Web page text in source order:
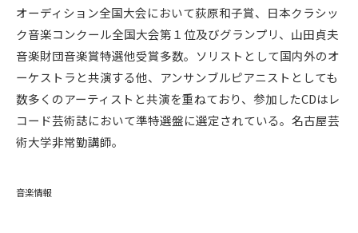
オーディション全国大会において荻原和子賞、日本クラシッ
ク音楽コンクール全国大会第１位及びグランプリ、山田貞夫
音楽財団音楽賞特選他受賞多数。ソリストとして国内外のオ
ーケストラと共演する他、アンサンブルピアニストとしても
数多くのアーティストと共演を重ねており、参加したCDはレ
コード芸術誌において準特選盤に選定されている。名古屋芸
術大学非常勤講師。
音楽情報